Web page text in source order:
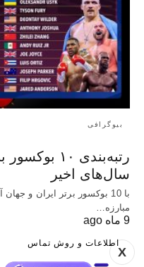
X
بیوگرافی
رتبه‌بندی
سال‌های اخیر
با 10 بوکسور برتر ایران و
مبارزه…
9 ماه ago
اطلاعات و روش تماس